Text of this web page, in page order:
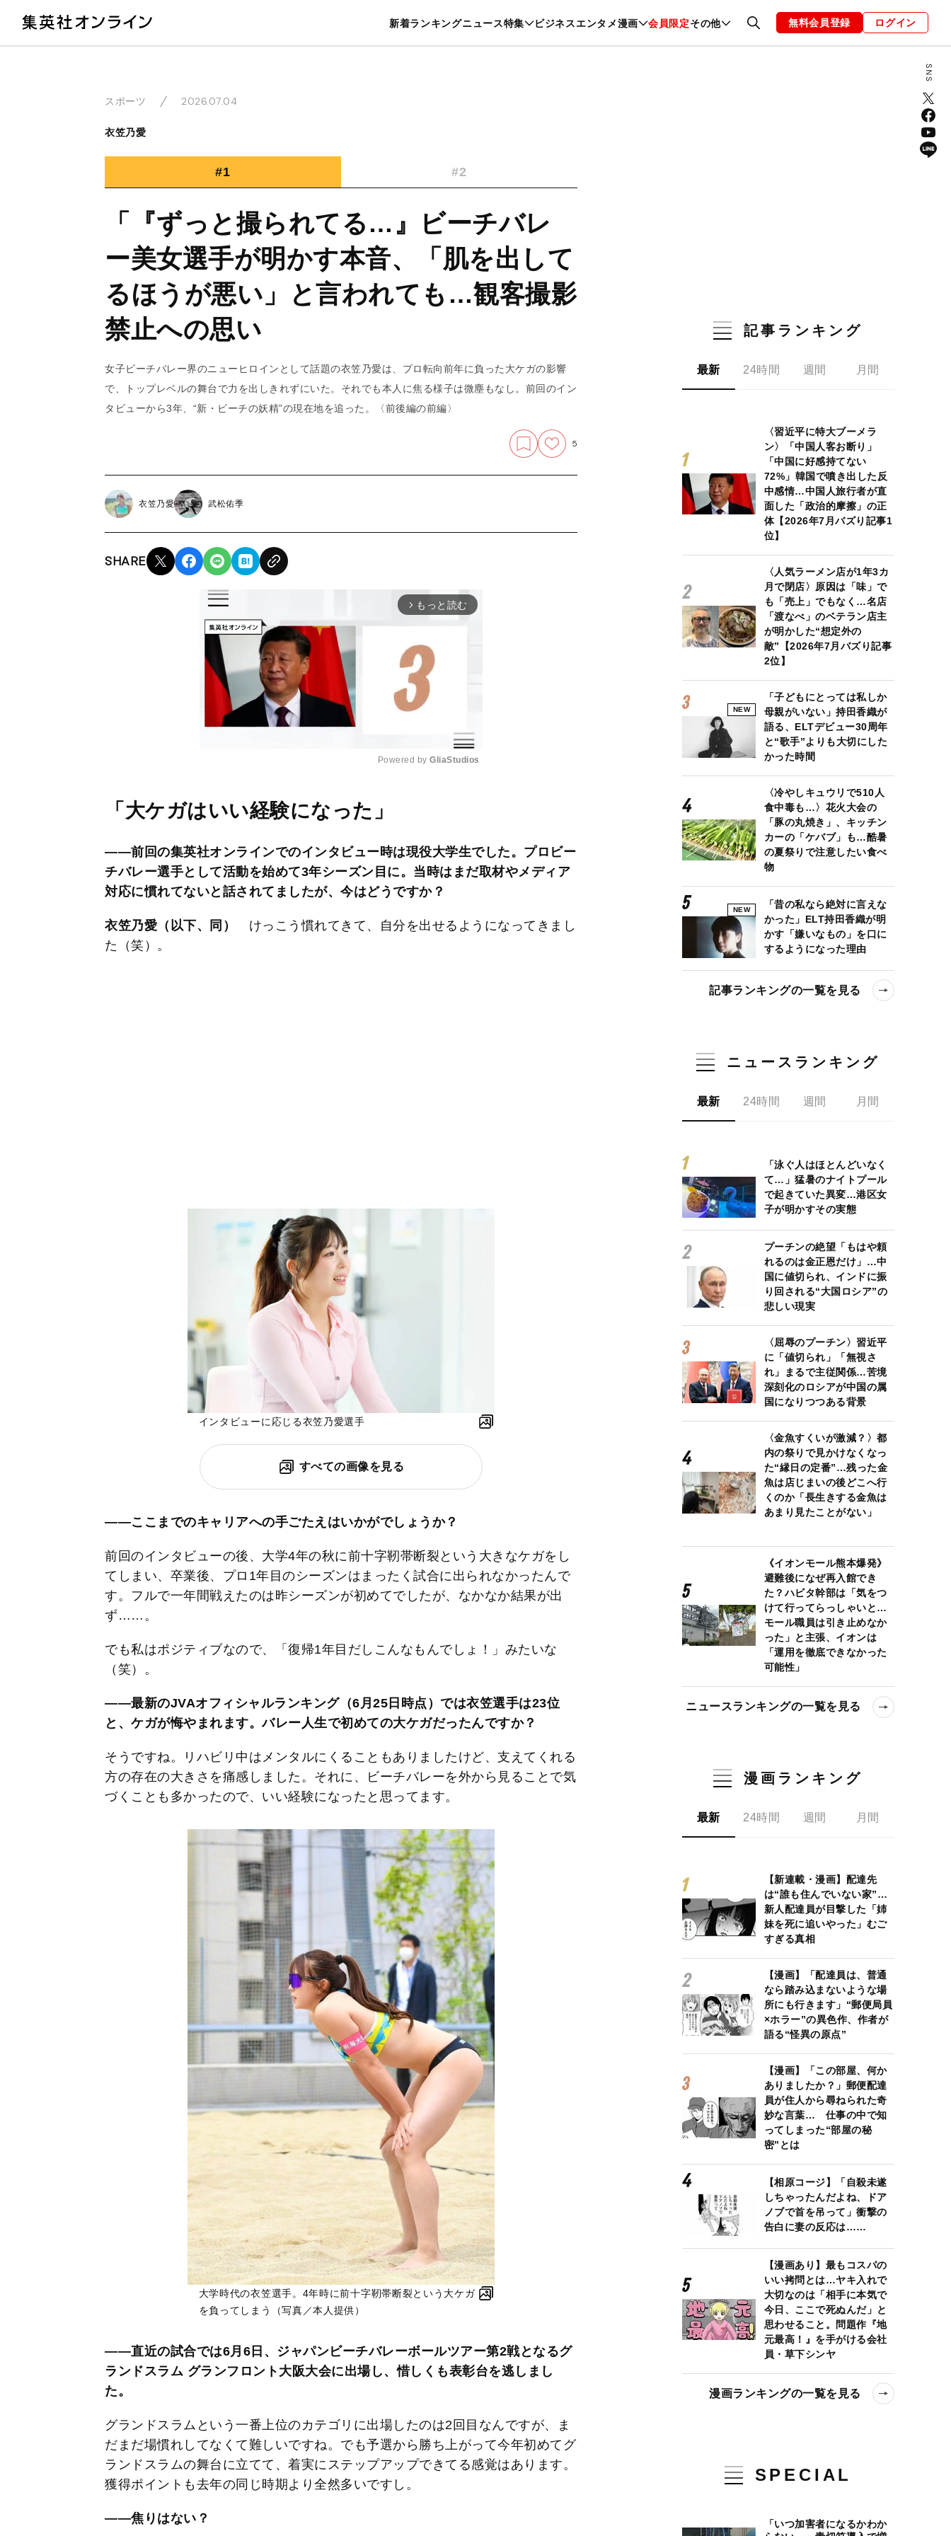
新着ランキングニュース特集 ビジネスエンタメ漫画 会員限定その他
暮らし スポーツ ヘルスケア 美容 グルメ ファッション 恋愛・結婚 編集部 お知らせ
無料会員登録 ログイン
スポーツ 2026.07.04
衣笠乃愛
#1 #2
「『ずっと撮られてる…』ビーチバレ
ー美女選手が明かす本音、「肌を出して
るほうが悪い」と言われても…観客撮影
禁止への思い
女子ビーチバレー界のニューヒロインとして話題の衣笠乃愛は、プロ転向前年に負った大ケガの影響
で、トップレベルの舞台で力を出しきれずにいた。それでも本人に焦る様子は微塵もなし。前回のイン
タビューから3年、“新・ビーチの妖精”の現在地を追った。
〈前後編の前編〉
5
衣笠乃愛 武松佑季
SHARE
arrow_forward_ios もっと読む
e
Powered by GliaStudios
「大ケガはいい経験になった」
――前回の集英社オンラインでのインタビュー時は現役大学生でした。プロビー
チバレー選手として活動を始めて3年シーズン目に。当時はまだ取材やメディア
対応に慣れてないと話されてましたが、今はどうですか？
衣笠乃愛（以下、同） けっこう慣れてきて、自分を出せるようになってきまし
た（笑）。
インタビューに応じる衣笠乃愛選手
すべての画像を見る
――ここまでのキャリアへの手ごたえはいかがでしょうか？
前回のインタビューの後、大学4年の秋に前十字靭帯断裂という大きなケガをし
てしまい、卒業後、プロ1年目のシーズンはまったく試合に出られなかったんで
す。フルで一年間戦えたのは昨シーズンが初めてでしたが、なかなか結果が出
ず……。
でも私はポジティブなので、「復帰1年目だしこんなもんでしょ！」みたいな
（笑）。
――最新のJVAオフィシャルランキング（6月25日時点）では衣笠選手は23位
と、ケガが悔やまれます。バレー人生で初めての大ケガだったんですか？
そうですね。リハビリ中はメンタルにくることもありましたけど、支えてくれる
方の存在の大きさを痛感しました。それに、ビーチバレーを外から見ることで気
づくことも多かったので、いい経験になったと思ってます。
大学時代の衣笠選手。4年時に前十字靭帯断裂という大ケガ
を負ってしまう（写真／本人提供）
――直近の試合では6月6日、ジャパンビーチバレーボールツアー第2戦となるグ
ランドスラム グランフロント大阪大会に出場し、惜しくも表彰台を逃しまし
た。
グランドスラムという一番上位のカテゴリに出場したのは2回目なんですが、ま
だまだ場慣れしてなくて難しいですね。でも予選から勝ち上がって今年初めてグ
ランドスラムの舞台に立てて、着実にステップアップできてる感覚はあります。
獲得ポイントも去年の同じ時期より全然多いですし。
――焦りはない？
記事ランキング
最新 24時間 週間 月間
〈習近平に特大ブーメラ
ン〉「中国人客お断り」
「中国に好感持てない
72%」韓国で噴き出した反
中感情…中国人旅行者が直
面した「政治的摩擦」の正
体【2026年7月バズり記事1
位】
〈人気ラーメン店が1年3カ
月で閉店〉原因は「味」で
も「売上」でもなく…名店
「渡なべ」のベテラン店主
が明かした“想定外の
敵”【2026年7月バズり記事
2位】
NEW
「子どもにとっては私しか
母親がいない」持田香織が
語る、ELTデビュー30周年
と“歌手”よりも大切にした
かった時間
〈冷やしキュウリで510人
食中毒も…〉花火大会の
「豚の丸焼き」、キッチン
カーの「ケバブ」も…酷暑
の夏祭りで注意したい食べ
物
NEW
「昔の私なら絶対に言えな
かった」ELT持田香織が明
かす「嫌いなもの」を口に
するようになった理由
記事ランキングの一覧を見る
ニュースランキング
最新 24時間 週間 月間
「泳ぐ人はほとんどいなく
て…」猛暑のナイトプール
で起きていた異変…港区女
子が明かすその実態
プーチンの絶望「もはや頼
れるのは金正恩だけ」…中
国に値切られ、インドに振
り回される“大国ロシア”の
悲しい現実
〈屈辱のプーチン〉習近平
に「値切られ」「無視さ
れ」まるで主従関係…苦境
深刻化のロシアが中国の属
国になりつつある背景
〈金魚すくいが激減？〉都
内の祭りで見かけなくなっ
た“縁日の定番”…残った金
魚は店じまいの後どこへ行
くのか「長生きする金魚は
あまり見たことがない」
《イオンモール熊本爆発》
避難後になぜ再入館でき
た？ハビタ幹部は「気をつ
けて行ってらっしゃいと…
モール職員は引き止めなか
った」と主張、イオンは
「運用を徹底できなかった
可能性」
ニュースランキングの一覧を見る
漫画ランキング
最新 24時間 週間 月間
【新連載・漫画】配達先
は“誰も住んでいない家”…
新人配達員が目撃した「姉
妹を死に追いやった」むご
すぎる真相
【漫画】「配達員は、普通
なら踏み込まないような場
所にも行きます」“郵便局員
×ホラー”の異色作、作者が
語る“怪異の原点”
【漫画】「この部屋、何か
ありましたか？」郵便配達
員が住人から尋ねられた奇
妙な言葉… 仕事の中で知
ってしまった“部屋の秘
密”とは
【相原コージ】「自殺未遂
しちゃったんだよね、ドア
ノブで首を吊って」衝撃の
告白に妻の反応は……
【漫画あり】最もコスパの
いい拷問とは…ヤキ入れで
大切なのは「相手に本気で
今日、ここで死ぬんだ」と
思わせること。問題作『地
元最高！』を手がける会社
員・草下シンヤ
漫画ランキングの一覧を見る
SPECIAL
「いつ加害者になるかわか